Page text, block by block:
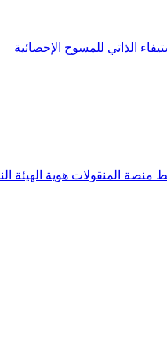
الذاتي للمسوح الإحصائية
منصة المنقولات هوية الهيئة